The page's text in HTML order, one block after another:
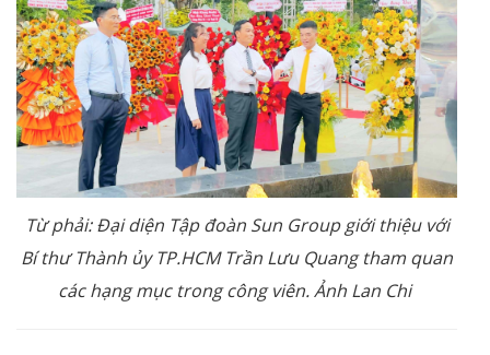
Từ phải: Đại diện Tập đoàn Sun Group giới thiệu với
Bí thư Thành ủy TP.HCM Trần Lưu Quang tham quan
các hạng mục trong công viên. Ảnh Lan Chi